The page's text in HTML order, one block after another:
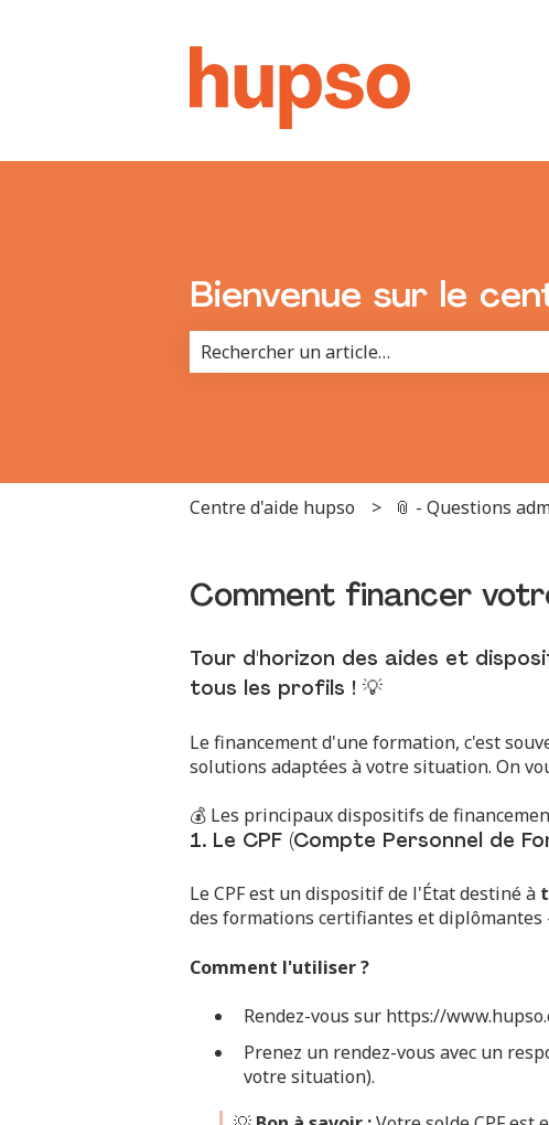
Bienvenue sur le
Centre d'aide hupso 📎 - Questions
Comment financer
Tour d'horizon des aides et
tous les profils ! 💡
Le financement d'une formation, c'est
solutions adaptées à votre situation. On
💰 Les principaux dispositifs de
1. Le CPF (Compte Personnel de
Le CPF est un dispositif de l'État destiné à
des formations certifiantes et
Comment l'utiliser ?
Rendez-vous sur https://
Prenez un rendez-vous avec un
votre situation).